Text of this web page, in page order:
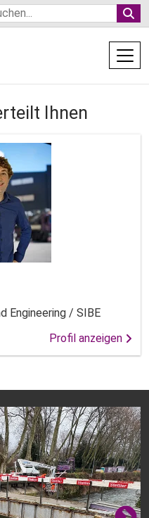
Ihnen
Engineering / SIBE
Profil anzeigen